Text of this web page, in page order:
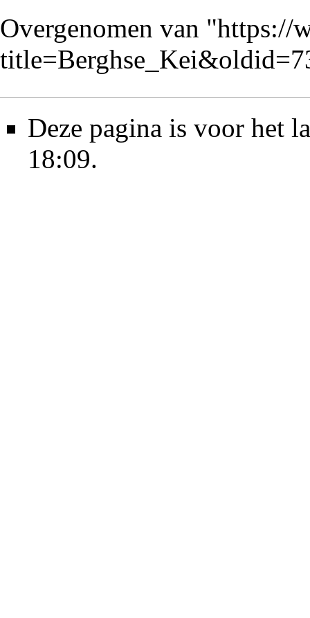
Overgenomen van "https://
Deze pagina is voor het
18:09.